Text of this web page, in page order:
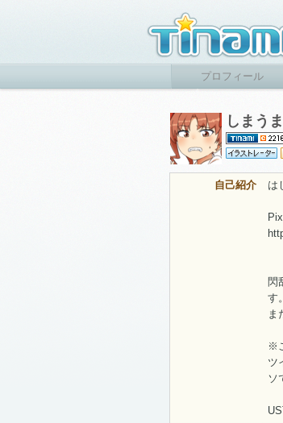
プロフィール
しまう
自己紹介 は
閃
す。
ま
※
ツ
ソ